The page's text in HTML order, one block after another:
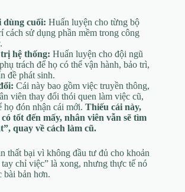
dùng cuối: Huấn luyện cho từng bộ
cách sử dụng phần mềm trong công
hệ thống: Huấn luyện cho đội ngũ
trách để họ có thể vận hành, bảo trì,
đề phát sinh.
Cái này bao gồm việc truyền thông,
viên thay đổi thói quen làm việc cũ,
họ đón nhận cái mới. Thiếu cái này,
tốt đến mấy, nhân viên vẫn sẽ tìm
quay về cách làm cũ.
thất bại vì không đầu tư đủ cho khoản
chỉ việc” là xong, nhưng thực tế nó
bài bản hơn.